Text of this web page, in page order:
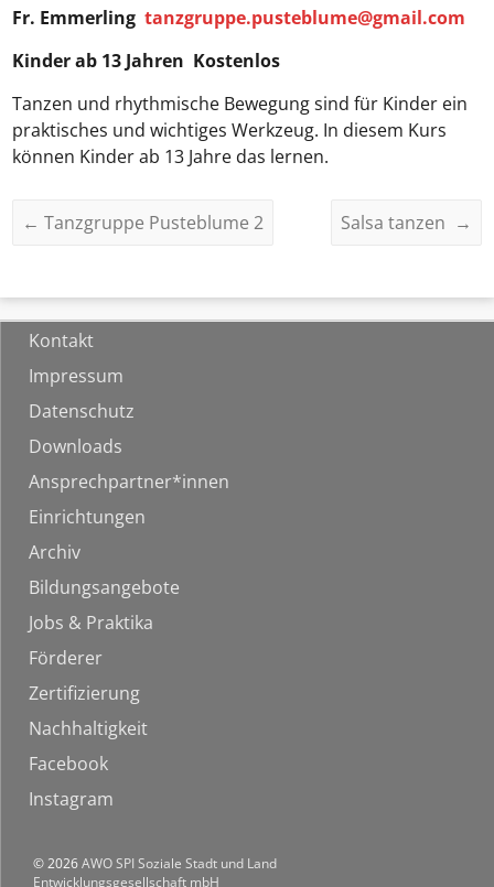
Fr. Emmerlingtanzgruppe.pusteblume@gmail.com
Kinder ab 13 Jahren Kostenlos
Tanzen und rhythmische Bewegung sind für Kinder ein
praktisches und wichtiges Werkzeug. In diesem Kurs
können Kinder ab 13 Jahre das lernen.
← Tanzgruppe Pusteblume 2 Salsa tanzen →
Kontakt
Impressum
Datenschutz
Downloads
Ansprechpartner*innen
Einrichtungen
Archiv
Bildungsangebote
Jobs & Praktika
Förderer
Zertifizierung
Nachhaltigkeit
Facebook
Instagram
© 2026AWO SPI Soziale Stadt und Land
Entwicklungsgesellschaft mbH